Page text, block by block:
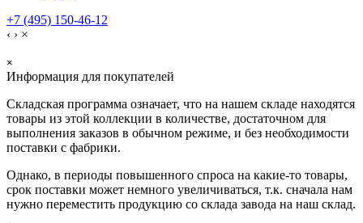
+7 (495) 150-46-12
‹ › ×
×
Информация для покупателей
Складская программа означает, что на нашем складе находятся
товары из этой коллекции в количестве, достаточном для
выполнения заказов в обычном режиме, и без необходимости
поставки с фабрики.
Однако, в периоды повышенного спроса на какие-то товары,
срок поставки может немного увеличиваться, т.к. сначала нам
нужно переместить продукцию со склада завода на наш склад.